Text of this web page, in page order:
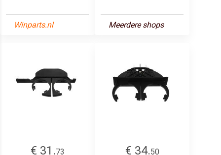
Winparts.nl Meerdere shops
€ 31.73 € 34.50